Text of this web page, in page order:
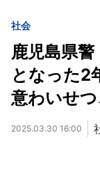
社会
鹿児島県警
となった2
意わいせ
2025.03.30 16:00